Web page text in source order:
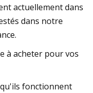
actuellement dans
dans notre
à acheter pour vos
fonctionnent